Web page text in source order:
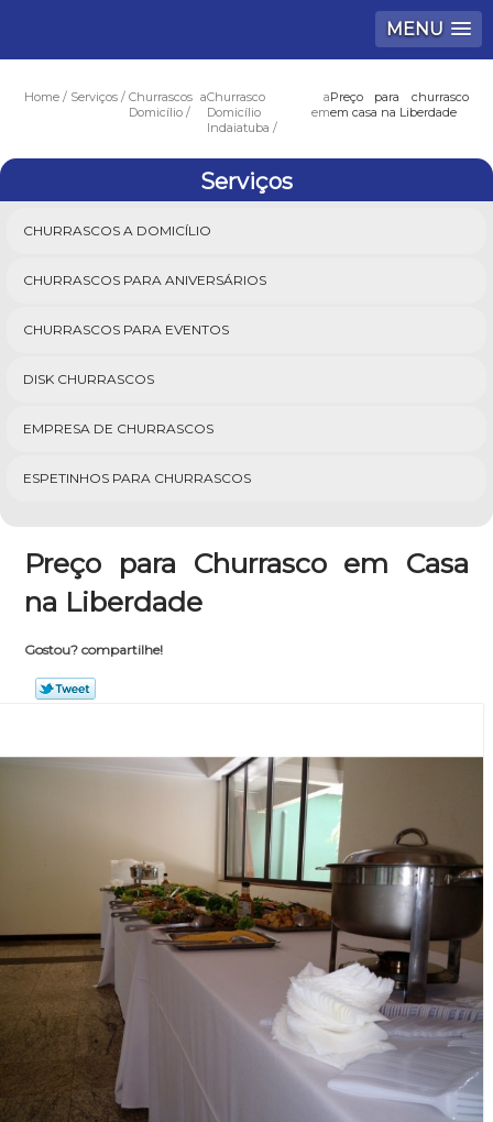
MENU
Home Serviços
Churrascos a
Domicílio
Churrasco a
Domicílio em
Indaiatuba
Preço para churrasco
em casa na Liberdade
Serviços
CHURRASCOS A DOMICÍLIO
CHURRASCOS PARA ANIVERSÁRIOS
CHURRASCOS PARA EVENTOS
DISK CHURRASCOS
EMPRESA DE CHURRASCOS
ESPETINHOS PARA CHURRASCOS
Preço para Churrasco em Casa
na Liberdade
Gostou? compartilhe!